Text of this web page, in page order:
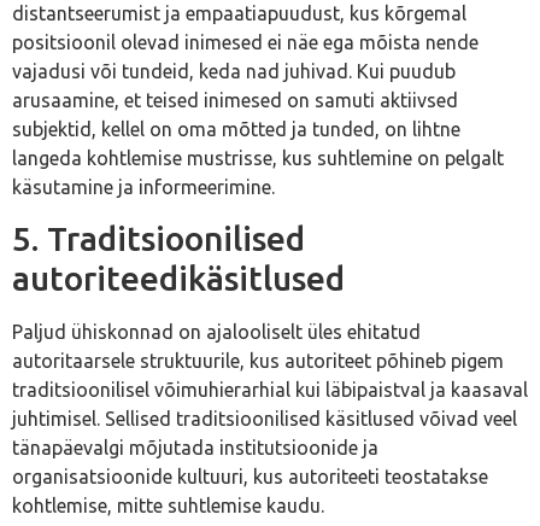
distantseerumist ja empaatiapuudust, kus kõrgemal
positsioonil olevad inimesed ei näe ega mõista nende
vajadusi või tundeid, keda nad juhivad. Kui puudub
arusaamine, et teised inimesed on samuti aktiivsed
subjektid, kellel on oma mõtted ja tunded, on lihtne
langeda kohtlemise mustrisse, kus suhtlemine on pelgalt
käsutamine ja informeerimine.
5. Traditsioonilised
autoriteedikäsitlused
Paljud ühiskonnad on ajalooliselt üles ehitatud
autoritaarsele struktuurile, kus autoriteet põhineb pigem
traditsioonilisel võimuhierarhial kui läbipaistval ja kaasaval
juhtimisel. Sellised traditsioonilised käsitlused võivad veel
tänapäevalgi mõjutada institutsioonide ja
organisatsioonide kultuuri, kus autoriteeti teostatakse
kohtlemise, mitte suhtlemise kaudu.